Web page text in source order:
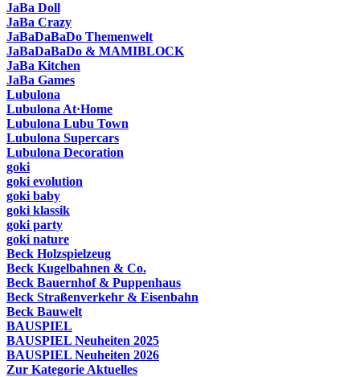
JaBa Doll
JaBa Crazy
JaBaDaBaDo Themenwelt
JaBaDaBaDo & MAMIBLOCK
JaBa Kitchen
JaBa Games
Lubulona
Lubulona At·Home
Lubulona Lubu Town
Lubulona Supercars
Lubulona Decoration
goki
goki evolution
goki baby
goki klassik
goki party
goki nature
Beck Holzspielzeug
Beck Kugelbahnen & Co.
Beck Bauernhof & Puppenhaus
Beck Straßenverkehr & Eisenbahn
Beck Bauwelt
BAUSPIEL
BAUSPIEL Neuheiten 2025
BAUSPIEL Neuheiten 2026
Zur Kategorie Aktuelles